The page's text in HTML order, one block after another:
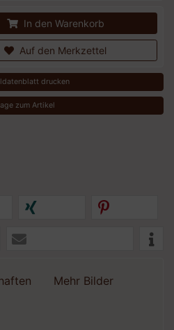
In den Warenkorb
Auf den Merkzettel
drucken
zum Artikel
Mehr Bilder